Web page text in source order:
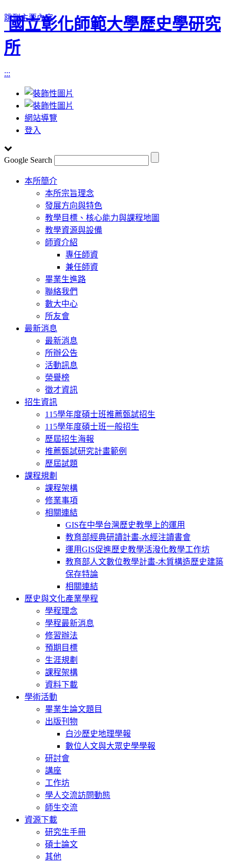
跳到主要內容
國立彰化師範大學歷史學研究
所
:::
網站導覽
登入
Google Search
Toggle
navigation
本所簡介
本所宗旨理念
發展方向與特色
教學目標、核心能力與課程地圖
教學資源與設備
師資介紹
專任師資
兼任師資
畢業生進路
聯絡我們
數大中心
所友會
最新消息
最新消息
所辦公告
活動訊息
榮譽榜
徵才資訊
招生資訊
115學年度碩士班推薦甄試招生
115學年度碩士班一般招生
歷屆招生海報
推薦甄試研究計畫範例
歷屆試題
課程規劃
課程架構
修業事項
相關連結
GIS在中學台灣歷史教學上的運用
教育部經典研讀計畫-水經注讀書會
運用GIS促進歷史教學活潑化教學工作坊
教育部人文數位教學計畫-木質構造歷史建築
保存特論
相關連結
歷史與文化產業學程
學程理念
學程最新消息
修習辦法
預期目標
生涯規劃
課程架構
資料下載
學術活動
畢業生論文題目
出版刊物
白沙歷史地理學報
數位人文與大眾史學學報
研討會
講座
工作坊
學人交流訪問動態
師生交流
資源下載
研究生手冊
碩士論文
其他